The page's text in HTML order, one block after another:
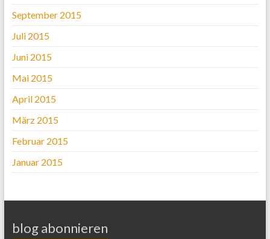
September 2015
Juli 2015
Juni 2015
Mai 2015
April 2015
März 2015
Februar 2015
Januar 2015
blog abonnieren